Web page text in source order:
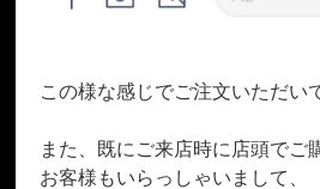
この様な感じでご注文いただい
また、既にご来店時に店頭でご
お客様もいらっしゃいまして、